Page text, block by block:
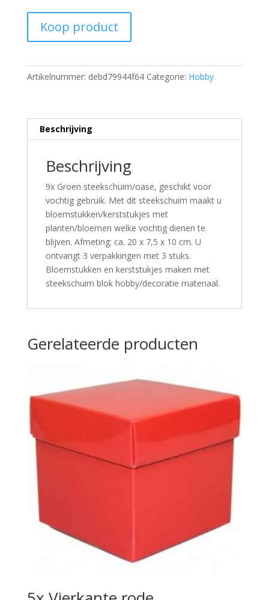
Koop product
Artikelnummer: debd79944f64 Categorie: Hobby
Beschrijving
Beschrijving
9x Groen steekschuim/oase, geschikt voor
vochtig gebruik. Met dit steekschuim maakt u
bloemstukken/kerststukjes met
planten/bloemen welke vochtig dienen te
blijven. Afmeting: ca. 20 x 7,5 x 10 cm. U
ontvangt 3 verpakkingen met 3 stuks.
Bloemstukken en kerststukjes maken met
steekschuim blok hobby/decoratie materiaal.
Gerelateerde producten